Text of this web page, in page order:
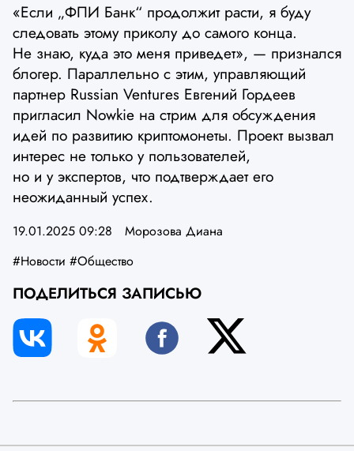
«Если „ФПИ Банк“ продолжит расти, я буду
следовать этому приколу до самого конца.
Не знаю, куда это меня приведет», — признался
блогер. Параллельно с этим, управляющий
партнер Russian Ventures Евгений Гордеев
пригласил Nowkie на стрим для обсуждения
идей по развитию криптомонеты. Проект вызвал
интерес не только у пользователей,
но и у экспертов, что подтверждает его
неожиданный успех.
19.01.2025 09:28
Морозова Диана
#Новости #Общество
ПОДЕЛИТЬСЯ ЗАПИСЬЮ